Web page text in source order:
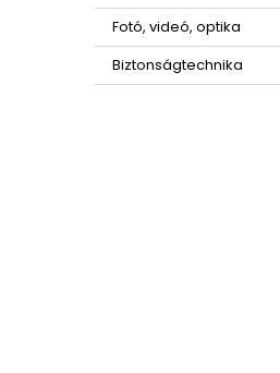
Fotó, videó, optika
Biztonságtechnika